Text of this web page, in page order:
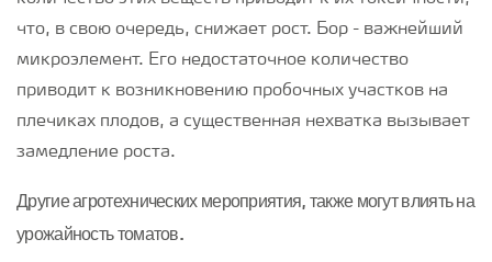
что, в свою очередь, снижает рост. Бор - важнейший
микроэлемент. Его недостаточное количество
приводит к возникновению пробочных участков на
плечиках плодов, а существенная нехватка вызывает
замедление роста.
Другие агротехнических мероприятия, также могут влиять на
урожайность томатов.